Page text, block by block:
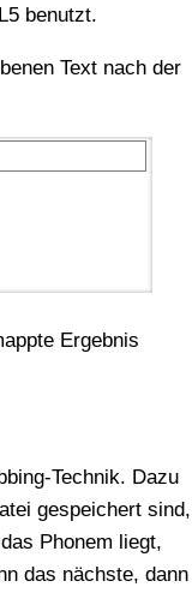
benutzt.
Text nach der
Ergebnis
Technik. Dazu
gespeichert sind,
Phonem liegt,
das nächste, dann